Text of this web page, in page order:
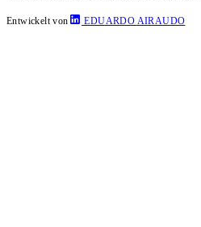
Entwickelt von EDUARDO AIRAUDO